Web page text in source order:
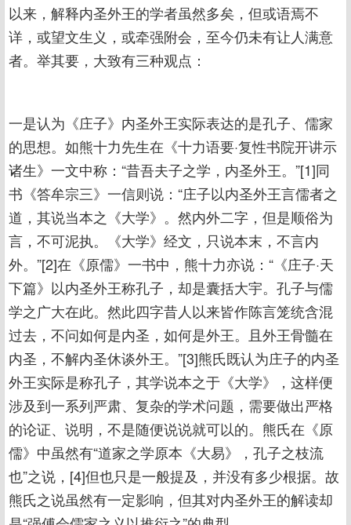
以来，解释内圣外王的学者虽然多矣，但或语焉不
详，或望文生义，或牵强附会，至今仍未有让人满意
者。举其要，大致有三种观点：
一是认为《庄子》内圣外王实际表达的是孔子、儒家
的思想。如熊十力先生在《十力语要·复性书院开讲示
诸生》一文中称：“昔吾夫子之学，内圣外王。”[1]同
书《答牟宗三》一信则说：“庄子以内圣外王言儒者之
道，其说当本之《大学》。然内外二字，但是顺俗为
言，不可泥执。《大学》经文，只说本末，不言内
外。”[2]在《原儒》一书中，熊十力亦说：“《庄子·天
下篇》以内圣外王称孔子，却是囊括大宇。孔子与儒
学之广大在此。然此四字昔人以来皆作陈言笼统含混
过去，不问如何是内圣，如何是外王。且外王骨髓在
内圣，不解内圣休谈外王。”[3]熊氏既认为庄子的内圣
外王实际是称孔子，其学说本之于《大学》，这样便
涉及到一系列严肃、复杂的学术问题，需要做出严格
的论证、说明，不是随便说说就可以的。熊氏在《原
儒》中虽然有“道家之学原本《大易》，孔子之枝流
也”之说，[4]但也只是一般提及，并没有多少根据。故
熊氏之说虽然有一定影响，但其对内圣外王的解读却